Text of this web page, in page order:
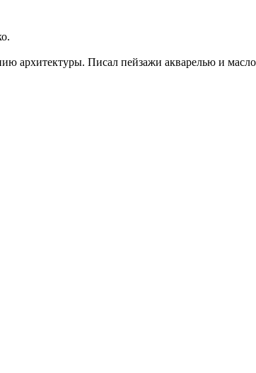
архитектуры. Писал пейзажи акварелью и